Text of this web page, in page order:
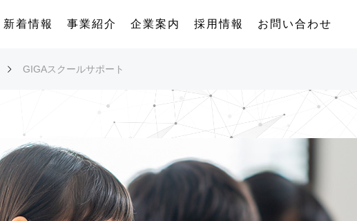
新着情報 事業紹介 企業案内 採用情報 お問い合わせ
GIGAスクールサポート